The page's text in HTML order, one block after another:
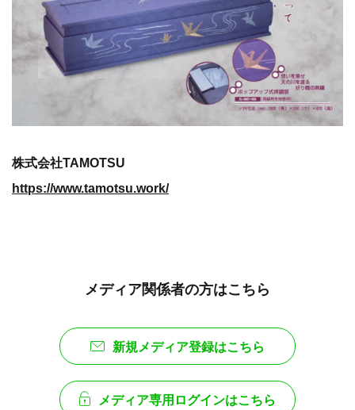
株式会社TAMOTSU
https://www.tamotsu.work/
メディア関係者の方はこちら
新規メディア登録はこちら
メディア専用ログインはこちら